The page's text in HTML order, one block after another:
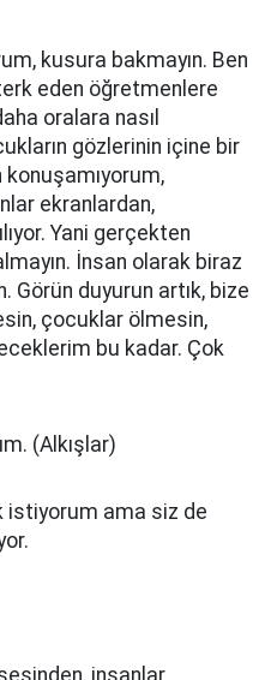
kusura bakmayın. Ben
eden öğretmenlere
oralara nasıl
gözlerinin içine bir
konuşamıyorum,
ekranlardan,
Yani gerçekten
İnsan olarak biraz
Görün duyurun artık, bize
çocuklar ölmesin,
bu kadar. Çok
(Alkışlar)
istiyorum ama siz de
insanlar